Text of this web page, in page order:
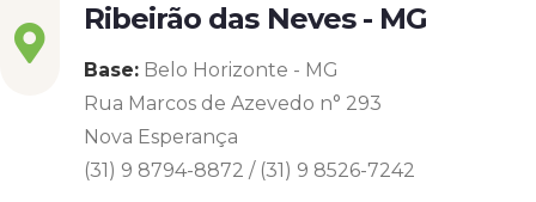
Ribeirão das Neves - MG
Base: Belo Horizonte - MG
Rua Marcos de Azevedo n° 293
Nova Esperança
(31) 9 8794-8872 / (31) 9 8526-7242